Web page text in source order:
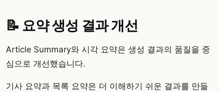
📝 요약 생성 결과 개선
Article Summary와 시각 요약은 생성 결과의 품질을 중
심으로 개선했습니다.
기사 요약과 목록 요약은 더 이해하기 쉬운 결과를 만들